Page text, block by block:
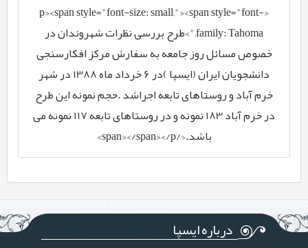
<p><span style="font-size: small;"><span style="font-
family: Tahoma;">طرح بررسی نظرات شهروندان در
خصوص مسائل روز جامعه به سفارش مرکز افکارسنجی
دانشجویان ایران (ایسپا )در 6 خرداد ماه 1388 در شهر
خرم آباد و روستاهای تابعه اجراشد .حجم نمونه این طرح
در خرم آباد 183 نمونه و در روستاهای تابعه 117 نمونه می
باشد.</span></span></p>
درباره ایسپا